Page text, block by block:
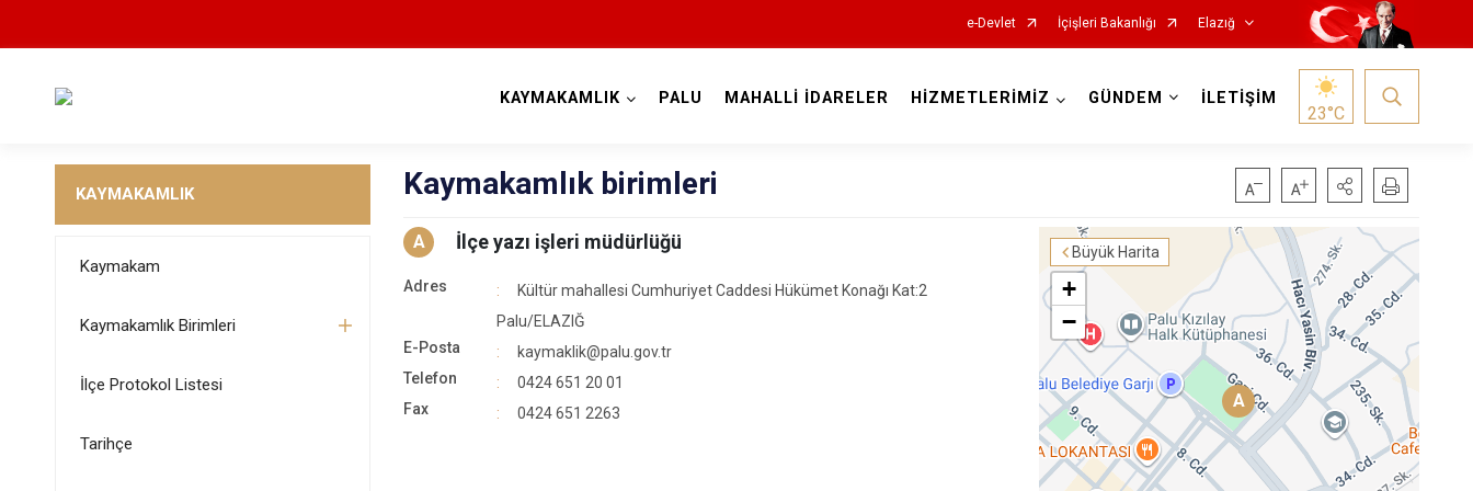
e-Devlet İçişleri Bakanlığı Elazığ
Keban
Kovancılar
Maden
KAYMAKAMLIK PALU MAHALLİ İDARELER HİZMETLERİMİZ GÜNDEM İLETİŞİM
23°C
KAYMAKAMLIK
Kaymakam
Kaymakamlık Birimleri
İlçe Protokol Listesi
Tarihçe
Kaymakamlık birimleri
Büyük Harita
A
+
−
A İlçe yazı işleri müdürlüğü
Adres
Kültür mahallesi Cumhuriyet Caddesi Hükümet Konağı Kat:2
Palu/ELAZIĞ
E-Posta
kaymaklik@palu.gov.tr
Telefon
0424 651 20 01
Fax
0424 651 2263